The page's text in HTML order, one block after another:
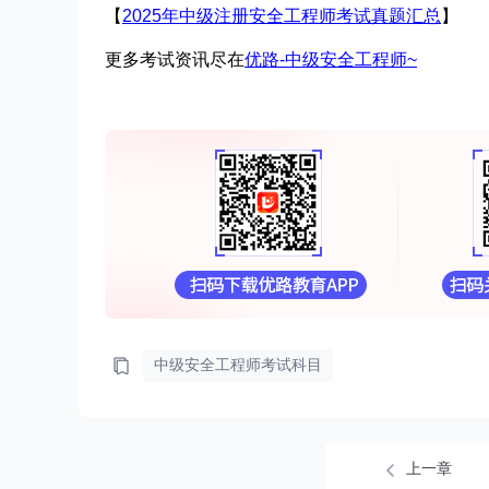
【2025年中级注册安全工程师考试真题汇总 】
更多考试资讯尽在优路-中级安全工程师~
中级安全工程师考试科目
上一章